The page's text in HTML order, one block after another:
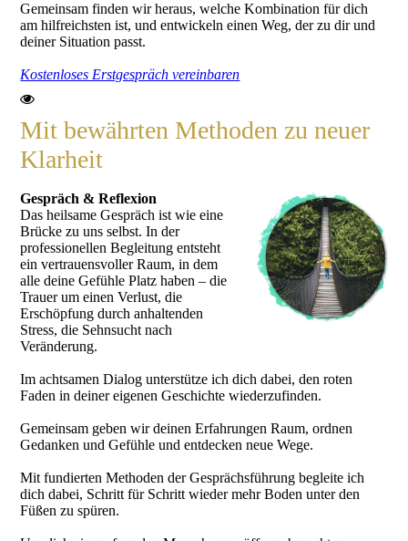
Gemeinsam finden wir heraus, welche Kombination für dich
am hilfreichsten ist, und entwickeln einen Weg, der zu dir und
deiner Situation passt.
Kostenloses Erstgespräch vereinbaren
Mit bewährten Methoden zu neuer
Klarheit
Gespräch & Reflexion
Das heilsame Gespräch ist wie eine
Brücke zu uns selbst. In der
professionellen Begleitung entsteht
ein vertrauensvoller Raum, in dem
alle deine Gefühle Platz haben – die
Trauer um einen Verlust, die
Erschöpfung durch anhaltenden
Stress, die Sehnsucht nach
Veränderung.
Im achtsamen Dialog unterstütze ich dich dabei, den roten
Faden in deiner eigenen Geschichte wiederzufinden.
Gemeinsam geben wir deinen Erfahrungen Raum, ordnen
Gedanken und Gefühle und entdecken neue Wege.
Mit fundierten Methoden der Gesprächsführung begleite ich
dich dabei, Schritt für Schritt wieder mehr Boden unter den
Füßen zu spüren.